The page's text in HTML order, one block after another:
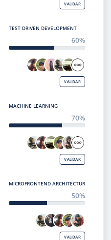
VALIDAR
TEST DRIVEN DEVELOPMENT
60%
VALIDAR
MACHINE LEARNING
70%
VALIDAR
MICROFRONTEND ARCHITECTURE
50%
VALIDAR